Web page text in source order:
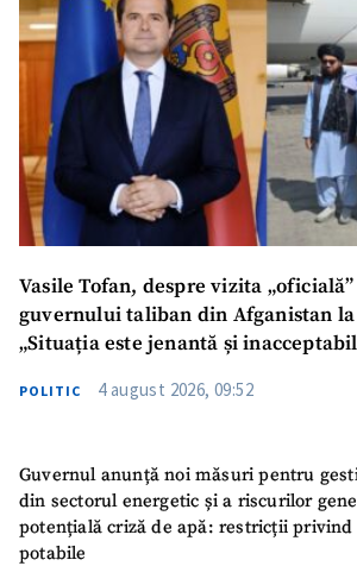
Vasile Tofan, despre vizita
guvernului taliban din Afganistan
„Situația este jenantă și
POLITIC 4 august 2026, 09:52
Guvernul anunță noi măsuri pentru
din sectorul energetic și a riscurilor
potențială criză de apă: restricții
potabile